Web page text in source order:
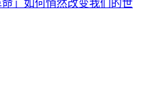
」如何悄然改变我们的世